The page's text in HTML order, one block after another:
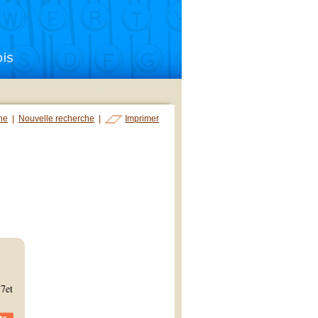
Nouvelle recherche Imprimer